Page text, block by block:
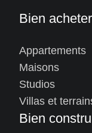
Bien acheter
Appartements
Maisons
Studios
Villas et
Bien